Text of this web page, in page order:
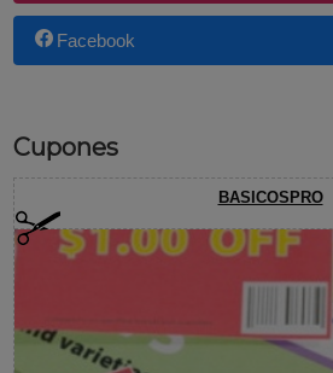
Facebook
Cupones
BASICOSPRO